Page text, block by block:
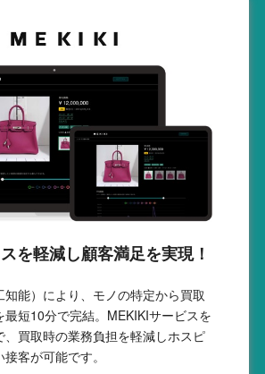
を軽減し顧客満足を実現！
知能）により、モノの特定から買取
最短10分で完結。MEKIKIサービスを
、買取時の業務負担を軽減しホスピ
客が可能です。